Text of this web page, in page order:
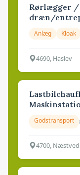
Rørlægger /
dræn/
Anlæg Kloak
4690, Haslev
Godstransport
4700, Næstved